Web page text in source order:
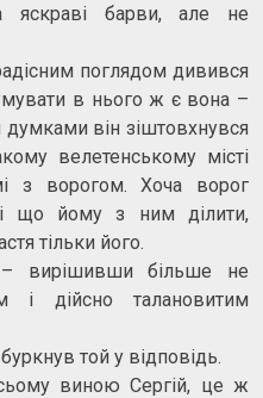
яскраві барви, але не
поглядом дивився
в нього ж є вона –
думками він зіштовхнувся
велетенському місті
з ворогом. Хоча ворог
що йому з ним ділити,
тільки його.
вирішивши більше не
і дійсно талановитим
той у відповідь.
виною Сергій, це ж